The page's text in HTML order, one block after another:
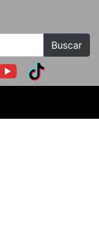
Buscar